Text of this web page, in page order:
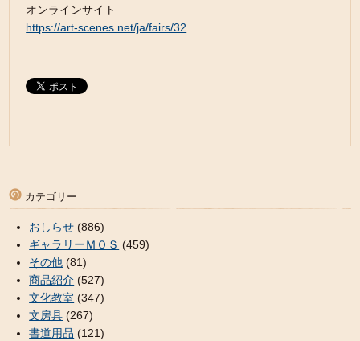
オンラインサイト
https://art-scenes.net/ja/fairs/32
カテゴリー
おしらせ (886)
ギャラリーＭＯＳ (459)
その他 (81)
商品紹介 (527)
文化教室 (347)
文房具 (267)
書道用品 (121)